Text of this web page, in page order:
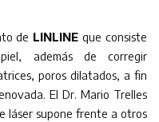
de LINLINE que consiste
además de corregir
poros dilatados, a fin
El Dr. Mario Trelles
láser supone frente a otros